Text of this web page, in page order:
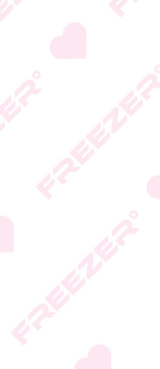
המידע המעודכן מופיע על
* טעות סופר בתיאור המוצר
או במחירו לא תחייב את